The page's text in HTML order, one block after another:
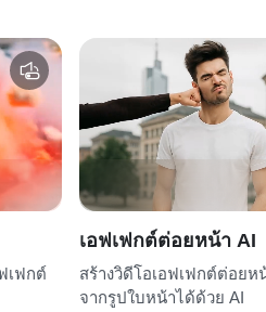
เฟกต์
เอฟเฟกต์ต่อยหน้า AI
สร้างวิดีโอเอฟเฟกต์ต่อยห
จากรูปใบหน้าได้ด้วย AI